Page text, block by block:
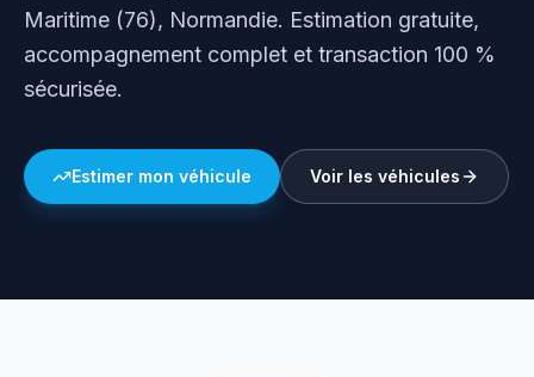
Maritime (76), Normandie. Estimation gratuite,
accompagnement complet et transaction 100 %
sécurisée.
Estimer mon véhicule Voir les véhicules